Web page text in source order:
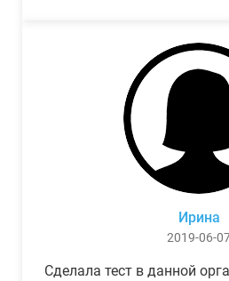
Ирина
2019-06-
Сделала тест в данной